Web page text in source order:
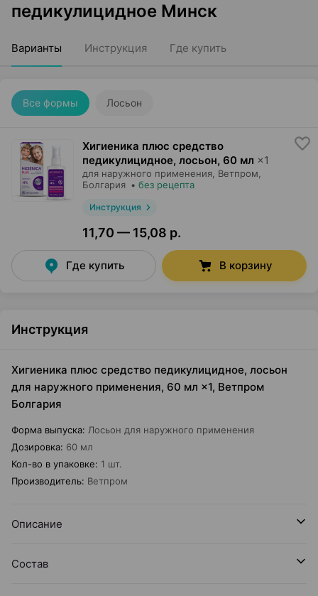
педикулицидное Минск
Варианты Инструкция Где купить
Все формы Лосьон
Хигиеника плюс средство
педикулицидное, лосьон, 60 мл ×1
для наружного применения, Ветпром
Болгария • без рецепта
Инструкция
11,70 — 15,08 р.
Где купить В корзину
Инструкция
Хигиеника плюс средство педикулицидное, лосьон
для наружного применения, 60 мл ×1, Ветпром
Болгария
Форма выпуска: Лосьон для наружного применения
Дозировка: 60 мл
Кол-во в упаковке: 1 шт.
Производитель: Ветпром
Описание
Состав